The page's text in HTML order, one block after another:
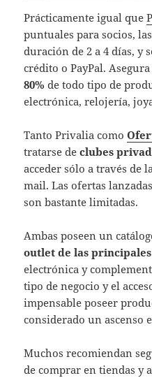
Prácticamente igual que
puntuales para socios,
duración de 2 a 4 días, y
crédito o PayPal.
80% de todo tipo de
electrónica, relojería,
Tanto Privalia como
tratarse declubes
acceder sólo a través de
mail. Las ofertas
son bastante limitadas.
Ambas poseen un
outlet de las
electrónica y
tipo de negocio y el
impensable poseer
considerado un ascenso
Muchos recomiendan
de comprar en tiendas y